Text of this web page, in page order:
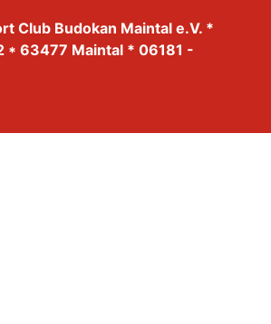
Club Budokan Maintal e.V. *
* 63477 Maintal * 06181 -